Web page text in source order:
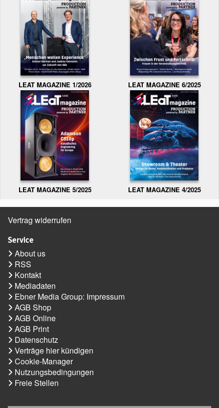
LEAT MAGAZINE 1/2026 LEAT MAGAZINE 6/2025
LEAT MAGAZINE 5/2025 LEAT MAGAZINE 4/2025
Vertrag widerrufen
Service
About us
RSS
Kontakt
Mediadaten
Ebner Media Group: Impressum
AGB Shop
AGB Online
AGB Print
Datenschutz
Verträge hier kündigen
Cookie-Manager
Nutzungsbedingungen
Freie Stellen